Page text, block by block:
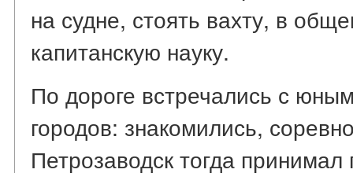
на судне, стоять вахту, в
капитанскую науку.
По дороге встречались с
городов: знакомились,
Петрозаводск тогда